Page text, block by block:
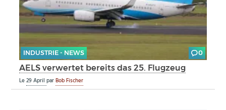
INDUSTRIE - NEWS 0
AELS verwertet bereits das 25. Flugzeug
Le29 AprilparBob Fischer